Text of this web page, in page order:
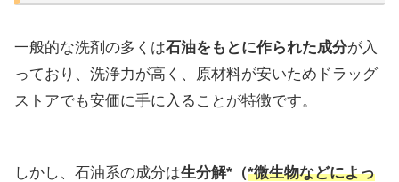
一般的な洗剤の多くは石油をもとに作られた成分が入
っており、洗浄力が高く、原材料が安いためドラッグ
ストアでも安価に手に入ることが特徴です。
しかし、石油系の成分は生分解*（*微生物などによっ